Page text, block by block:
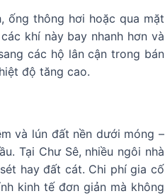
ống thông hơi hoặc qua mặt
khí này bay nhanh hơn và
các hộ lân cận trong bán
độ tăng cao.
và lún đất nền dưới móng –
Tại Chư Sê, nhiều ngôi nhà
hay đất cát. Chi phí gia cố
kinh tế đơn giản mà không